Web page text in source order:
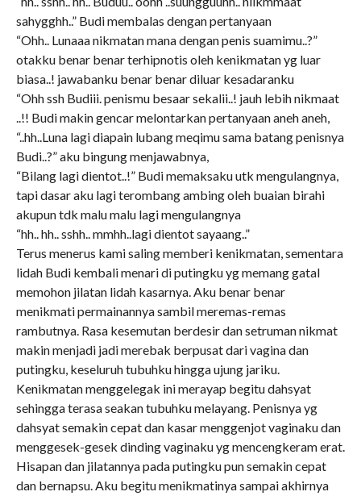
sahygghh..” Budi membalas dengan pertanyaan
“Ohh.. Lunaaa nikmatan mana dengan penis suamimu..?”
otakku benar benar terhipnotis oleh kenikmatan yg luar
biasa..! jawabanku benar benar diluar kesadaranku
“Ohh ssh Budiii. penismu besaar sekalii..! jauh lebih nikmaat
..!! Budi makin gencar melontarkan pertanyaan aneh aneh,
“..hh..Luna lagi diapain lubang meqimu sama batang penisnya
Budi..?” aku bingung menjawabnya,
“Bilang lagi dientot..!” Budi memaksaku utk mengulangnya,
tapi dasar aku lagi terombang ambing oleh buaian birahi
akupun tdk malu malu lagi mengulangnya
“hh.. hh.. sshh.. mmhh..lagi dientot sayaang..”
Terus menerus kami saling memberi kenikmatan, sementara
lidah Budi kembali menari di putingku yg memang gatal
memohon jilatan lidah kasarnya. Aku benar benar
menikmati permainannya sambil meremas-remas
rambutnya. Rasa kesemutan berdesir dan setruman nikmat
makin menjadi jadi merebak berpusat dari vagina dan
putingku, keseluruh tubuhku hingga ujung jariku.
Kenikmatan menggelegak ini merayap begitu dahsyat
sehingga terasa seakan tubuhku melayang. Penisnya yg
dahsyat semakin cepat dan kasar menggenjot vaginaku dan
menggesek-gesek dinding vaginaku yg mencengkeram erat.
Hisapan dan jilatannya pada putingku pun semakin cepat
dan bernapsu. Aku begitu menikmatinya sampai akhirnya